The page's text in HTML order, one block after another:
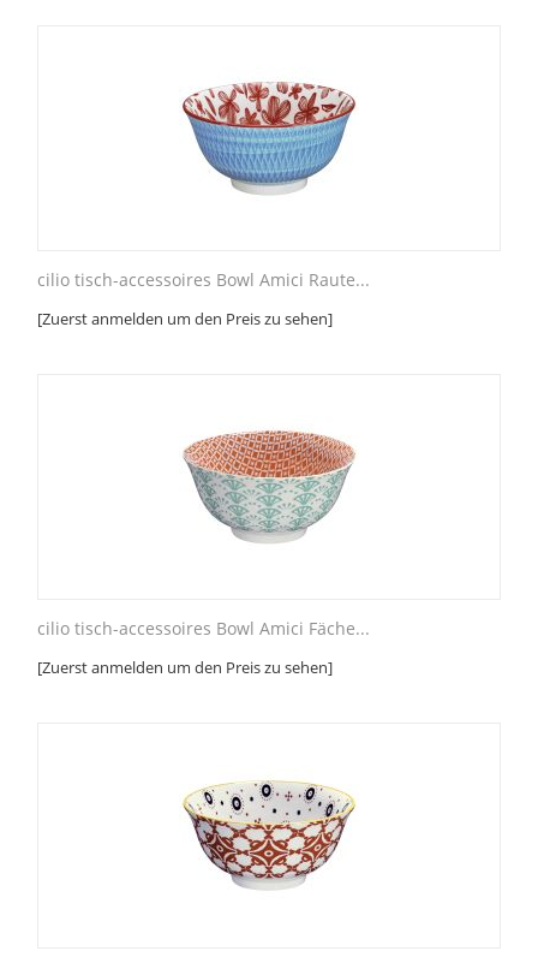
cilio tisch-accessoires Bowl Amici Raute...
[Zuerst anmelden um den Preis zu sehen]
cilio tisch-accessoires Bowl Amici Fäche...
[Zuerst anmelden um den Preis zu sehen]